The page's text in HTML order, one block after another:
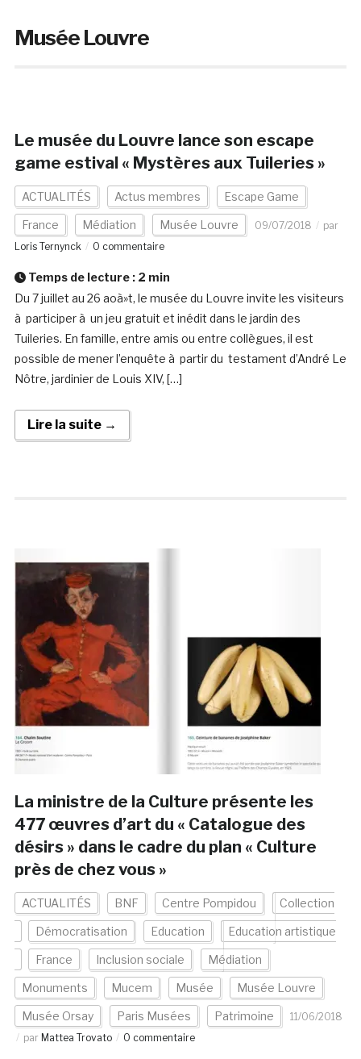
Musée Louvre
Le musée du Louvre lance son escape
game estival « Mystères aux Tuileries »
ACTUALITÉS Actus membres Escape Game
France Médiation Musée Louvre 09/07/2018
par
Loris Ternynck
0 commentaire
Temps de lecture : 2 min
Du 7 juillet au 26 aoà»t, le musée du Louvre invite les visiteurs
à participer à un jeu gratuit et inédit dans le jardin des
Tuileries. En famille, entre amis ou entre collègues, il est
possible de mener l’enquête à partir du testament d’André Le
Nôtre, jardinier de Louis XIV, […]
Lire la suite →
La ministre de la Culture présente les
477 œuvres d’art du « Catalogue des
désirs » dans le cadre du plan « Culture
près de chez vous »
ACTUALITÉS BNF Centre Pompidou Collection
Démocratisation Education Education artistique
France Inclusion sociale Médiation
Monuments Mucem Musée Musée Louvre
Musée Orsay Paris Musées Patrimoine
11/06/2018
par Mattea Trovato 0 commentaire